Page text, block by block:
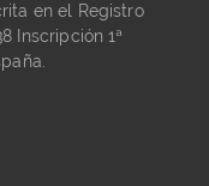
en el Registro
Inscripción 1ª